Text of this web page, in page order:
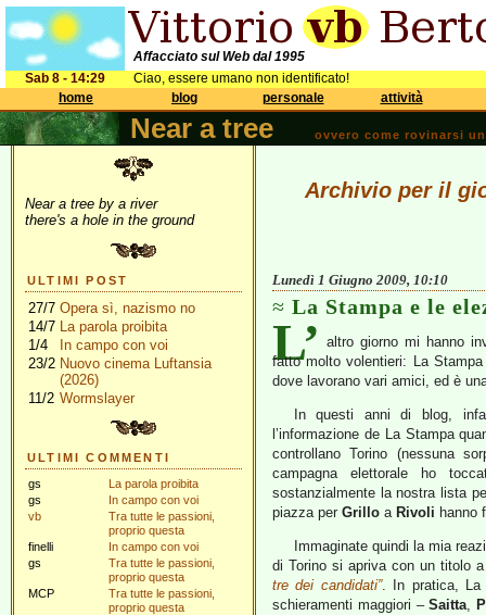
Affacciato sul Web dal 1995
Sab 8 - 14:29
Ciao, essere umano non identificato!
home
blog personale attività
Near a tree ovvero come rovinarsi
Near a tree by a river
there's a hole in the ground
ULTIMI POST
27/7 Opera sì, nazismo no
14/7 La parola proibita
1/4
In campo con voi
23/2 Nuovo cinema Luftansia
(2026)
11/2 Wormslayer
ULTIMI COMMENTI
gs
La parola proibita
gs
In campo con voi
vb
Tra tutte le passioni,
proprio questa
finelli
In campo con voi
gs
Tra tutte le passioni,
proprio questa
MCP
Tra tutte le passioni,
proprio questa
Archivio per il
Lunedì 1 Giugno 2009, 10:10
La Stampa e le
L’ altro giorno mi hanno
fatto molto volentieri: La
dove lavorano vari amici, ed è
In questi anni di blog,
l’informazione de La Stampa
controllano Torino (nessuna
campagna elettorale ho
sostanzialmente la nostra lista
piazza per Grillo a Rivoli hanno
Immaginate quindi la mia
di Torino si apriva con un titolo
tre dei candidati”. In pratica, La
schieramenti maggiori –Saitta,